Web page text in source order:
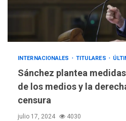
INTERNACIONALES TITULARES
Sánchez plantea
de los medios y la
censura
julio 17, 2024 4030